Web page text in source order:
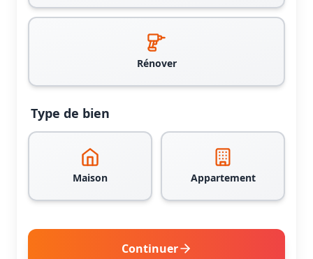
Rénover
Type de bien
Maison Appartement
Continuer